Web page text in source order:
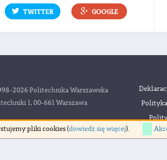
TWITTER GOOGLE
2026 Politechnika Warszawska
1, 00-661 Warszawa
pliki cookies (dowiedz się więcej).